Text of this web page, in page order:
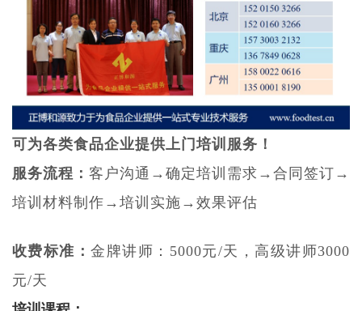
可为各类食品企业提供上门培训服务！
服务流程： 客户沟通 →确定培训需求→合同签订→
培训材料制作→培训实施→效果评估
收费标准：金牌讲师： 5000元/天，高级讲师3000
元/天